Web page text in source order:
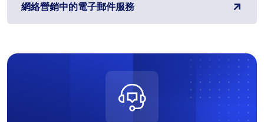
網絡營銷中的電子郵件服務